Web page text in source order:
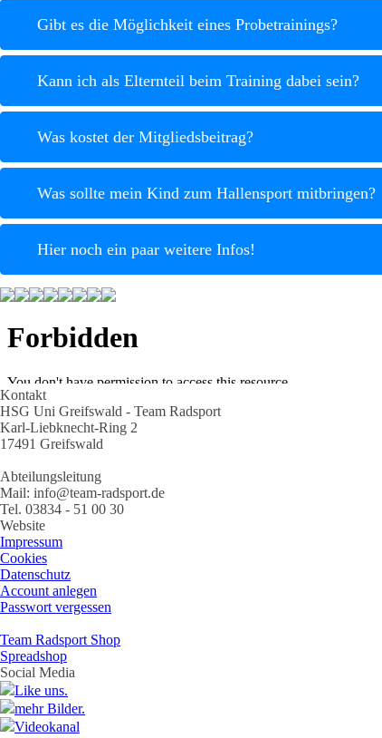
Gibt es die Möglichkeit eines Probetrainings?
Kann ich als Elternteil beim Training dabei sein?
Was kostet der Mitgliedsbeitrag?
Was sollte mein Kind zum Hallensport mitbringen?
Hier noch ein paar weitere Infos!
Kontakt
HSG Uni Greifswald - Team Radsport
Karl-Liebknecht-Ring 2
17491 Greifswald
Abteilungsleitung
Mail: info@team-radsport.de
Tel. 03834 - 51 00 30
Website
Impressum
Cookies
Datenschutz
Account anlegen
Passwort vergessen
Team Radsport Shop
Spreadshop
Social Media
Like uns.
mehr Bilder.
Videokanal